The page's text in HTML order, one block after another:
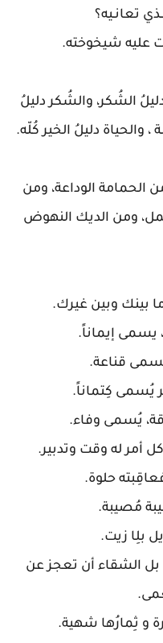
تعانـيه؟
عليه شيخوخته.
دليلُ الشُكر، والشُكر دليلُ
، والحياة دليلُ الخير كُلّه.
الحمامة الوداعة، ومن
ومن الديك النهوض
بينك وبين غيرك.
يسمى إيماناً.
يسمى قناعة.
يُسمى كِتماناً.
يُسمى وفاء.
أمر له وقت وتدبير.
حلوة.
مُصيبة.
بلِا زيت.
الشقاء أن تعجز عن
و ثِمارُها شهية.